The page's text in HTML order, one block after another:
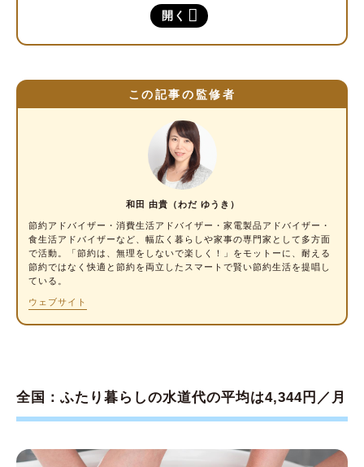
開く
ふたり暮らしのお風呂にかかる水道代はいく
正しい知識を身につけ、できることから節約を
この記事の監修者
和田 由貴（わだ ゆうき）
節約アドバイザー・消費生活アドバイザー ・家電製品アドバイザー・
食生活アドバイザーなど、幅広く暮らしや家事の専門家として多方面
で活動。「節約は、無理をしないで楽しく！」をモットーに、耐える
節約ではなく快適と節約を両立したスマートで賢い節約生活を提唱し
ている。
ウェブサイト
全国：ふたり暮らしの水道代の平均は4,344円／月